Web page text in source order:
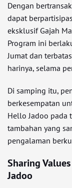
Dengan
dapat
eksklusif Gajah
Program ini
Jumat dan
harinya, selama
Di samping itu,
berkesempatan
Hello Jadoo pada
tambahan yang
pengalaman
Sharing
Jadoo